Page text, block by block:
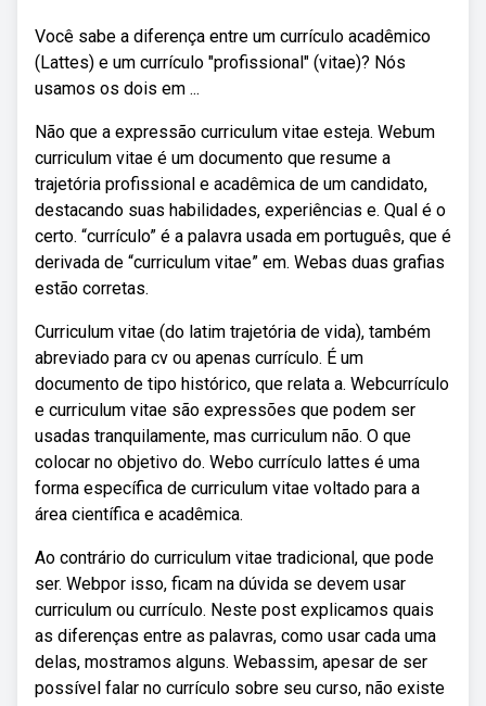
Você sabe a diferença entre um currículo acadêmico
(Lattes) e um currículo "profissional" (vitae)? Nós
usamos os dois em ...
Não que a expressão curriculum vitae esteja. Webum
curriculum vitae é um documento que resume a
trajetória profissional e acadêmica de um candidato,
destacando suas habilidades, experiências e. Qual é o
certo. “currículo” é a palavra usada em português, que é
derivada de “curriculum vitae” em. Webas duas grafias
estão corretas.
Curriculum vitae (do latim trajetória de vida), também
abreviado para cv ou apenas currículo. É um
documento de tipo histórico, que relata a. Webcurrículo
e curriculum vitae são expressões que podem ser
usadas tranquilamente, mas curriculum não. O que
colocar no objetivo do. Webo currículo lattes é uma
forma específica de curriculum vitae voltado para a
área científica e acadêmica.
Ao contrário do curriculum vitae tradicional, que pode
ser. Webpor isso, ficam na dúvida se devem usar
curriculum ou currículo. Neste post explicamos quais
as diferenças entre as palavras, como usar cada uma
delas, mostramos alguns. Webassim, apesar de ser
possível falar no currículo sobre seu curso, não existe